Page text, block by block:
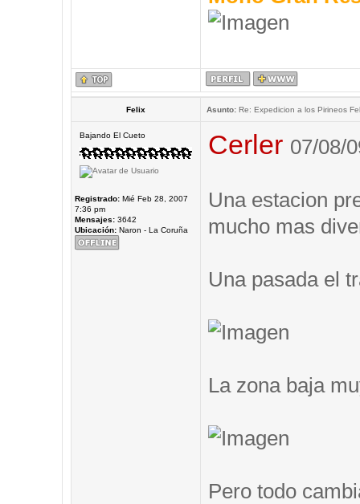
Felix Asunto:Re: Expedicion a los Pirineos
Bajando El Cueto
Registrado:Mié Feb 28, 2007
7:36 pm
Mensajes:3642
Ubicación:Naron - La Coruña
Cerler 07/08/
Una estacion
mucho mas
Una pasada el
La zona baja
Pero todo